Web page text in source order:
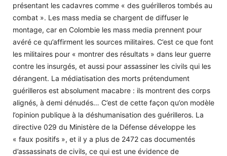
présentant les cadavres comme « des guérilleros tombés au
combat ». Les mass media se chargent de diffuser le
montage, car en Colombie les mass media prennent pour
avéré ce qu’affirment les sources militaires. C’est ce que font
les militaires pour « montrer des résultats » dans leur guerre
contre les insurgés, et aussi pour assassiner les civils qui les
dérangent. La médiatisation des morts prétendument
guérilleros est absolument macabre : ils montrent des corps
alignés, à demi dénudés… C’est de cette façon qu’on modèle
l’opinion publique à la déshumanisation des guérilleros. La
directive 029 du Ministère de la Défense développe les
« faux positifs », et il y a plus de 2472 cas documentés
d’assassinats de civils, ce qui est une évidence de